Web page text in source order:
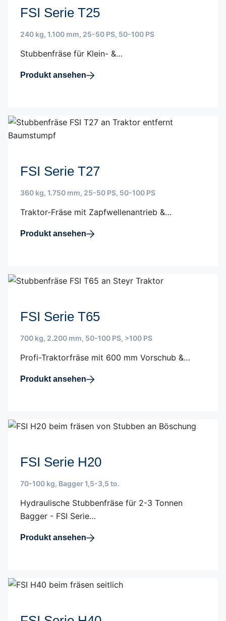
FSI Serie T25
240 kg, 1.100 mm, 25-50 PS, 50-100 PS
Stubbenfräse für Klein- &…
Produkt ansehen
FSI Serie T27
360 kg, 1.750 mm, 25-50 PS, 50-100 PS
Traktor-Fräse mit Zapfwellenantrieb &…
Produkt ansehen
FSI Serie T65
700 kg, 2.200 mm, 50-100 PS, >100 PS
Profi-Traktorfräse mit 600 mm Vorschub &…
Produkt ansehen
FSI Serie H20
70-100 kg, Bagger 1,5-3,5 to.
Hydraulische Stubbenfräse für 2-3 Tonnen
Bagger - FSI Serie…
Produkt ansehen